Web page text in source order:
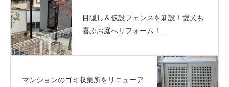
目隠し＆仮設フェンスを新設！愛犬も
喜ぶお庭へリフォーム！...
マンションのゴミ収集所をリニューア